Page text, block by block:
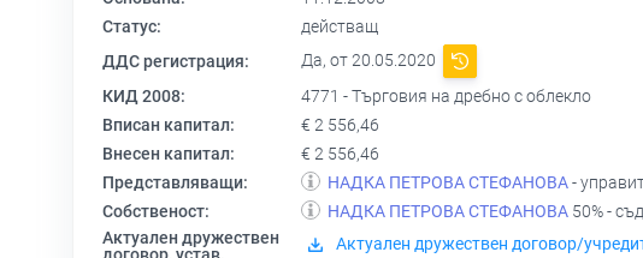
Статус:
действащ
ДДС регистрация:
Да, от 20.05.2020
КИД 2008:
4771 - Търговия на дребно с облекло
Вписан капитал:
€ 2 556,46
Внесен капитал:
€ 2 556,46
Представляващи:
НАДКА ПЕТРОВА СТЕФАНОВА-
Собственост:
НАДКА ПЕТРОВА СТЕФАНОВА 50% -
Актуален дружествен
Актуален дружествен договор/